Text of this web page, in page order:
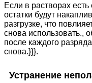
Если в растворах
остатки будут
разгрузке, что
снова использовать.,
после каждого
снова.}}}.
Устранение